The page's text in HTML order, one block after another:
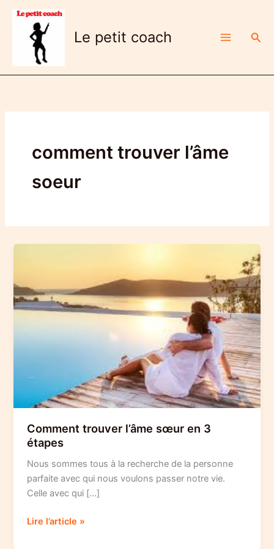
Aller
contenu
Le petit coach
comment trouver l’âme
soeur
Comment trouver l’âme sœur en 3
étapes
Nous sommes tous à la recherche de la personne
parfaite avec qui nous voulons passer notre vie.
Celle avec qui […]
Comment
Lire l’article »